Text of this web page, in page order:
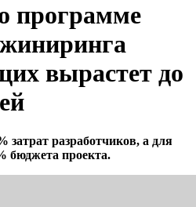
программе
вырастет до
разработчиков, а для
бюджета проекта.